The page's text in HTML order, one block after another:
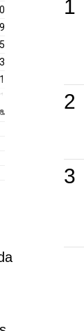
9
5
3
1
1
%